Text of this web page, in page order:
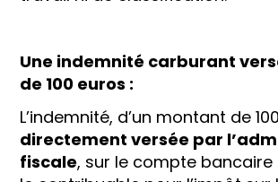
Une indemnité carburant
de 100 euros :
L’indemnité, d’un montant de
directement versée par
fiscale, sur le compte